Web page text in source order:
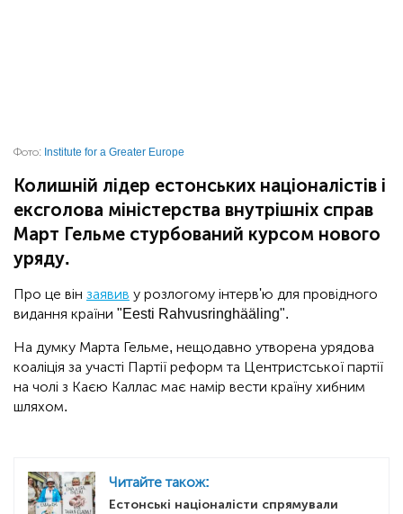
Фото: Institute for a Greater Europe
Колишній лідер естонських націоналістів і
ексголова міністерства внутрішніх справ
Март Гельме стурбований курсом нового
уряду.
Про це він заявив у розлогому інтерв'ю для провідного
видання країни "Eesti Rahvusringhääling".
На думку Марта Гельме, нещодавно утворена урядова
коаліція за участі Партії реформ та Центристської партії
на чолі з Каєю Каллас має намір вести країну хибним
шляхом.
Читайте також:
Естонські націоналісти спрямували